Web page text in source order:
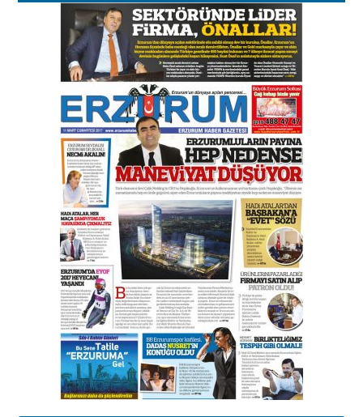
Murat Şahsuvaroğlu ERKON’da
çıtayı yukarı taşırken,
yönetimdekiler aşağı
çekmemeli!
17 Şubat 2026 SalıOrhan BOZKURT
Bir fotoğraf, bir şehir, bir
gazeteci… Dizginler kimin
elinde?
31 Mart 2026 Salı
A. Berhan Yılmaz
BİR BÖLÜM DEĞİL, BİR ÖMÜR
SEÇİYORSUNUZ… “NEDEN
ATATÜRK ÜNİVERSİTESİ?”
28 Temmuz 2026 Salı
Ahmet Gökhan YAZICI
Ahmed Yesevi’den bir Alperen…
”Reisimiz” idi… Hakka yürüdü.!
26 Mart 2026 Perşembe
Cem Bakırcı
Ardında bıraktığı hatıralarıyla
gönül adamı Faruk Terzioğlu!
13 Mayıs 2026 Çarşamba
Esat BİNDESEN
Başkan Sekmen’den Erzurum’a
bir vizyon proje daha!